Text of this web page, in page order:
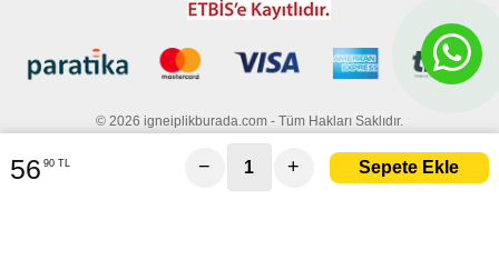
© 2026 igneiplikburada.com - Tüm Hakları Saklıdır.
56 90 TL − +